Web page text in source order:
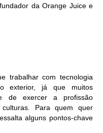
da Orange Juice e
trabalhar com tecnologia
exterior, já que muitos
de exercer a profissão
Para quem quer
alguns pontos-chave